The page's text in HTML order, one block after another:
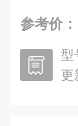
参考价：
型
更